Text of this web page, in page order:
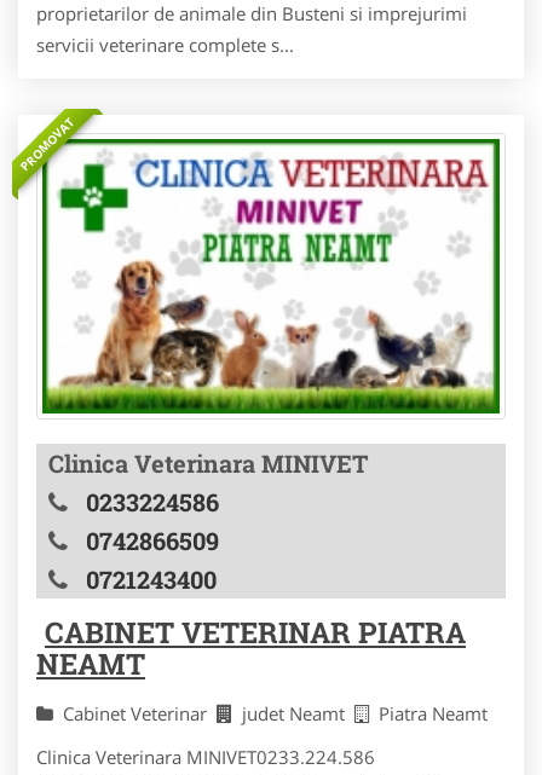
proprietarilor de animale din Busteni si imprejurimi
servicii veterinare complete s...
PROMOVAT
Clinica Veterinara MINIVET
0233224586
0742866509
0721243400
CABINET VETERINAR PIATRA
NEAMT
Cabinet Veterinar judet Neamt
Piatra Neamt
Clinica Veterinara MINIVET0233.224.586